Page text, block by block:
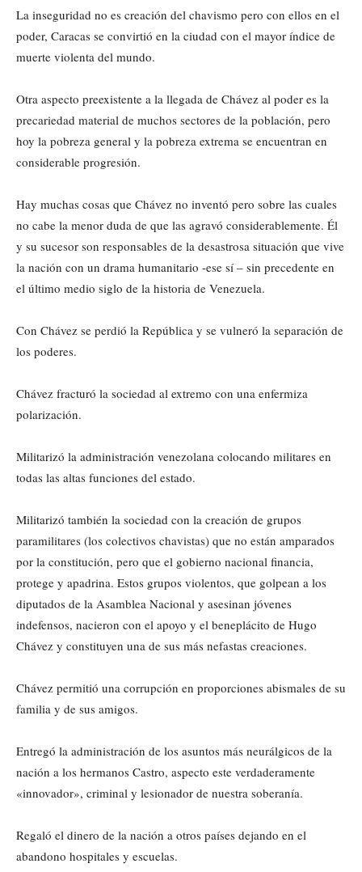
La inseguridad no es creación del chavismo pero con ellos en el
poder, Caracas se convirtió en la ciudad con el mayor índice de
muerte violenta del mundo.
Otra aspecto preexistente a la llegada de Chávez al poder es la
precariedad material de muchos sectores de la población, pero
hoy la pobreza general y la pobreza extrema se encuentran en
considerable progresión.
Hay muchas cosas que Chávez no inventó pero sobre las cuales
no cabe la menor duda de que las agravó considerablemente. Él
y su sucesor son responsables de la desastrosa situación que vive
la nación con un drama humanitario -ese sí – sin precedente en
el último medio siglo de la historia de Venezuela.
Con Chávez se perdió la República y se vulneró la separación de
los poderes.
Chávez fracturó la sociedad al extremo con una enfermiza
polarización.
Militarizó la administración venezolana colocando militares en
todas las altas funciones del estado.
Militarizó también la sociedad con la creación de grupos
paramilitares (los colectivos chavistas) que no están amparados
por la constitución, pero que el gobierno nacional financia,
protege y apadrina. Estos grupos violentos, que golpean a los
diputados de la Asamblea Nacional y asesinan jóvenes
indefensos, nacieron con el apoyo y el beneplácito de Hugo
Chávez y constituyen una de sus más nefastas creaciones.
Chávez permitió una corrupción en proporciones abismales de su
familia y de sus amigos.
Entregó la administración de los asuntos más neurálgicos de la
nación a los hermanos Castro, aspecto este verdaderamente
«innovador», criminal y lesionador de nuestra soberanía.
Regaló el dinero de la nación a otros países dejando en el
abandono hospitales y escuelas.